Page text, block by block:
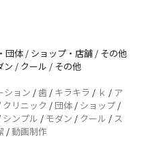
団体 / ショップ・店舗 / その他
ン / クール / その他
ション /歯 / キラキラ / ｋ / ア
クリニック /団体 / ショップ /
シンプル / モダン / クール / ス
/動画制作